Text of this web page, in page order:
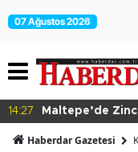
07 Ağustos 2026
Denetim
Haberdar Gazetesi